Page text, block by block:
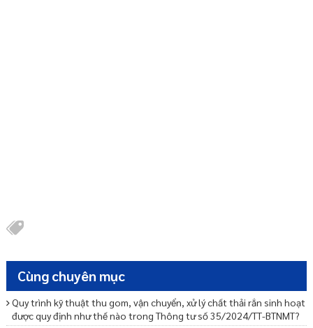
Cùng chuyên mục
Quy trình kỹ thuật thu gom, vận chuyển, xử lý chất thải rắn sinh hoạt
được quy định như thế nào trong Thông tư số 35/2024/TT-BTNMT?